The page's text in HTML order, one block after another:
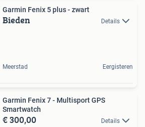
Garmin Fenix 5 plus - zwart
Bieden Details
Meerstad Eergisteren
Garmin Fenix 7 - Multisport GPS
Smartwatch
€ 300,00 Details